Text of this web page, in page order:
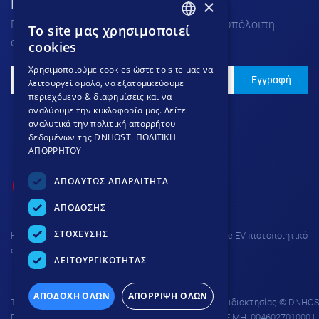
Εγγραφή στο Νewsletter
Για να μαθαίνεις τα νέα μας πριν από την υπόλοιπη
αγορά.
Εγγραφή
H σύνδεση στην ιστοσελίδα προστατεύεται με Thawte EV πιστοποιητικό
ασφαλείας και κρυπτογράφηση 256 bit.
Το site προστατεύεται από δικαιώματα πνευματικής ιδιοκτησίας ©
GREEK
×
To site μας χρησιμοποιεί
cookies
Χρησιμοποιούμε cookies ώστε το site μας να
λειτουργεί ομαλά, να εξατομικεύουμε
περιεχόμενο & διαφημίσεις και να
αναλύουμε την κυκλοφορία μας. Δείτε
αναλυτικά την πολιτική απορρήτου
δεδομένων της DNHOST. ΠΟΛΙΤΙΚΗ
ΑΠΟΡΡΗΤΟΥ
ΑΠΟΛΥΤΩΣ ΑΠΑΡΑΙΤΗΤΑ
ΑΠΟΔΟΣΗΣ
ΣΤΟΧΕΥΣΗΣ
ΛΕΙΤΟΥΡΓΙΚΟΤΗΤΑΣ
ΑΠΟΔΟΧΗ ΟΛΩΝ ΑΠΟΡΡΙΨΗ ΟΛΩΝ